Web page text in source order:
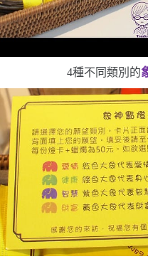
4種不同類別的